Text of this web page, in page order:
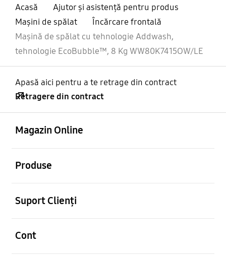
Acasă
Ajutor și asistență pentru produs
Maşini de spălat
Încărcare frontală
Mașină de spălat cu tehnologie Addwash,
tehnologie EcoBubble™, 8 Kg WW80K7415OW/LE
Apasă aici pentru a te retrage din contract
Retragere din contract
Magazin Online
Produse
Suport Clienți
Cont